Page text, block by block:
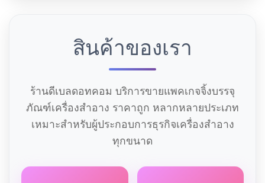
สินค้าของเรา
ร้านดีเบลดอทคอม บริการขายแพคเกจจิ้งบรรจุ
ภัณฑ์เครื่องสำอาง ราคาถูก หลากหลายประเภท
เหมาะสำหรับผู้ประกอบการธุรกิจเครื่องสำอาง
ทุกขนาด